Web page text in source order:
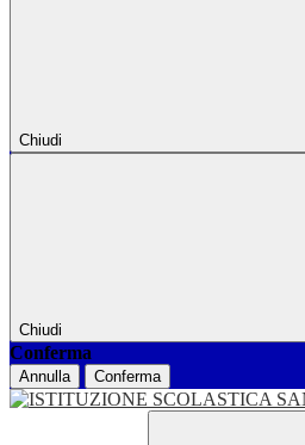
Chiudi
Chiudi
Conferma
Annulla Conferma